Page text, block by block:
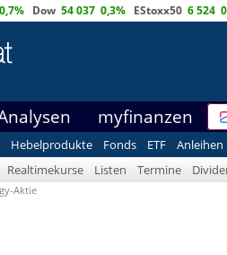
0,7% Dow 54 037 0,3% EStoxx50 6 524
myfinanzen
Hebelprodukte Fonds ETF Anleihen
Realtimekurse Listen Termine
Aktie